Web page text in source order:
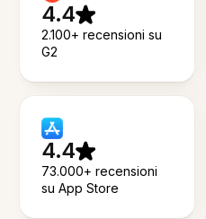
4.4
2.100+ recensioni su
G2
4.4
73.000+ recensioni
su App Store